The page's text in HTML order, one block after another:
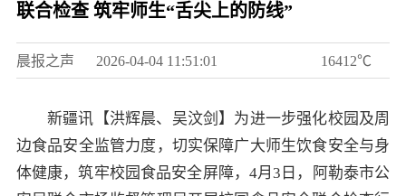
联合检查 筑牢师生“舌尖上的防线”
晨报之声 2026-04-04 11:51:01 16412℃
新疆讯【洪辉晨、吴汶剑】 为进一步强化校园及周
边食品安全监管力度，切实保障广大师生饮食安全与身
体健康，筑牢校园食品安全屏障，4月3日，阿勒泰市公